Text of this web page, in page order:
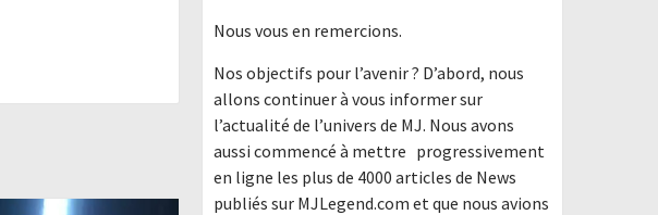
Nous vous en remercions.
Nos objectifs pour l’avenir ? D’abord, nous
allons continuer à vous informer sur
l’actualité de l’univers de MJ. Nous avons
aussi commencé à mettre progressivement
en ligne les plus de 4000 articles de News
publiés sur MJLegend.com et que nous avions